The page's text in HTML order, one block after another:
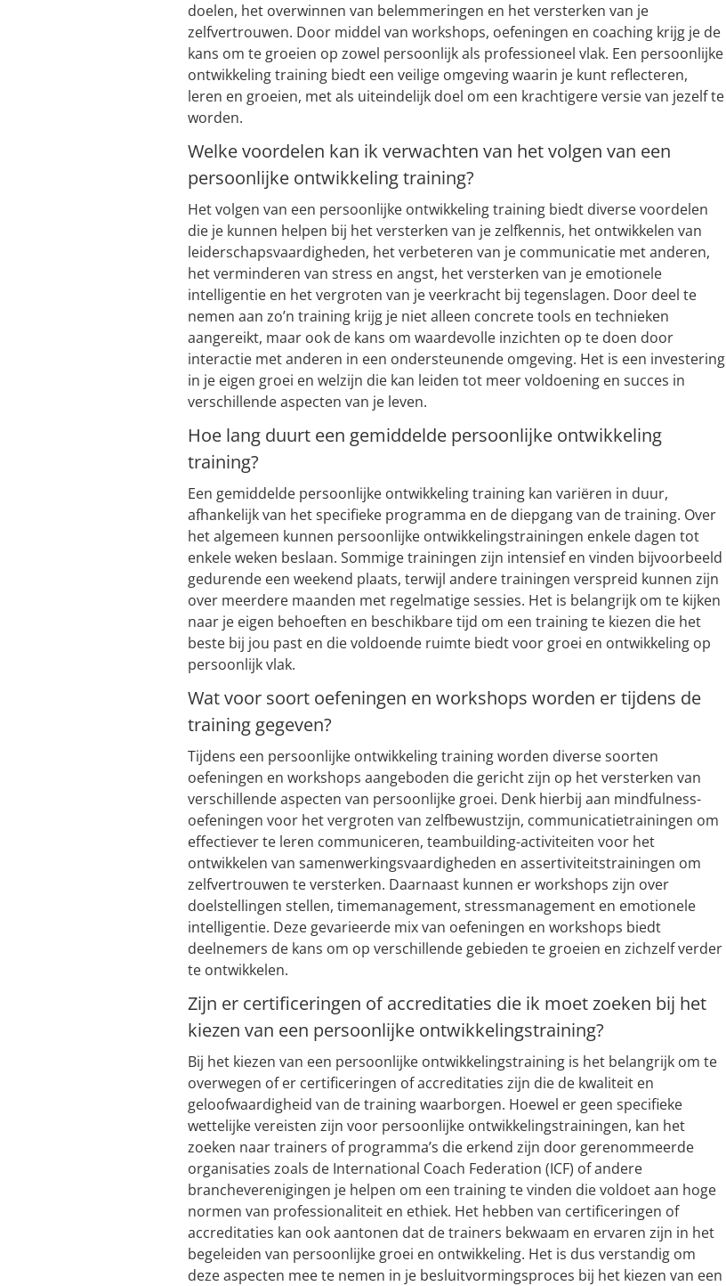
doelen, het overwinnen van belemmeringen en het versterken van je
zelfvertrouwen. Door middel van workshops, oefeningen en coaching krijg je de
kans om te groeien op zowel persoonlijk als professioneel vlak. Een persoonlijke
ontwikkeling training biedt een veilige omgeving waarin je kunt reflecteren,
leren en groeien, met als uiteindelijk doel om een krachtigere versie van jezelf te
worden.
Welke voordelen kan ik verwachten van het volgen van een
persoonlijke ontwikkeling training?
Het volgen van een persoonlijke ontwikkeling training biedt diverse voordelen
die je kunnen helpen bij het versterken van je zelfkennis, het ontwikkelen van
leiderschapsvaardigheden, het verbeteren van je communicatie met anderen,
het verminderen van stress en angst, het versterken van je emotionele
intelligentie en het vergroten van je veerkracht bij tegenslagen. Door deel te
nemen aan zo’n training krijg je niet alleen concrete tools en technieken
aangereikt, maar ook de kans om waardevolle inzichten op te doen door
interactie met anderen in een ondersteunende omgeving. Het is een investering
in je eigen groei en welzijn die kan leiden tot meer voldoening en succes in
verschillende aspecten van je leven.
Hoe lang duurt een gemiddelde persoonlijke ontwikkeling
training?
Een gemiddelde persoonlijke ontwikkeling training kan variëren in duur,
afhankelijk van het specifieke programma en de diepgang van de training. Over
het algemeen kunnen persoonlijke ontwikkelingstrainingen enkele dagen tot
enkele weken beslaan. Sommige trainingen zijn intensief en vinden bijvoorbeeld
gedurende een weekend plaats, terwijl andere trainingen verspreid kunnen zijn
over meerdere maanden met regelmatige sessies. Het is belangrijk om te kijken
naar je eigen behoeften en beschikbare tijd om een training te kiezen die het
beste bij jou past en die voldoende ruimte biedt voor groei en ontwikkeling op
persoonlijk vlak.
Wat voor soort oefeningen en workshops worden er tijdens de
training gegeven?
Tijdens een persoonlijke ontwikkeling training worden diverse soorten
oefeningen en workshops aangeboden die gericht zijn op het versterken van
verschillende aspecten van persoonlijke groei. Denk hierbij aan mindfulness-
oefeningen voor het vergroten van zelfbewustzijn, communicatietrainingen om
effectiever te leren communiceren, teambuilding-activiteiten voor het
ontwikkelen van samenwerkingsvaardigheden en assertiviteitstrainingen om
zelfvertrouwen te versterken. Daarnaast kunnen er workshops zijn over
doelstellingen stellen, timemanagement, stressmanagement en emotionele
intelligentie. Deze gevarieerde mix van oefeningen en workshops biedt
deelnemers de kans om op verschillende gebieden te groeien en zichzelf verder
te ontwikkelen.
Zijn er certificeringen of accreditaties die ik moet zoeken bij het
kiezen van een persoonlijke ontwikkelingstraining?
Bij het kiezen van een persoonlijke ontwikkelingstraining is het belangrijk om te
overwegen of er certificeringen of accreditaties zijn die de kwaliteit en
geloofwaardigheid van de training waarborgen. Hoewel er geen specifieke
wettelijke vereisten zijn voor persoonlijke ontwikkelingstrainingen, kan het
zoeken naar trainers of programma’s die erkend zijn door gerenommeerde
organisaties zoals de International Coach Federation (ICF) of andere
brancheverenigingen je helpen om een training te vinden die voldoet aan hoge
normen van professionaliteit en ethiek. Het hebben van certificeringen of
accreditaties kan ook aantonen dat de trainers bekwaam en ervaren zijn in het
begeleiden van persoonlijke groei en ontwikkeling. Het is dus verstandig om
deze aspecten mee te nemen in je besluitvormingsproces bij het kiezen van een